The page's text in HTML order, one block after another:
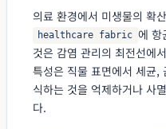
의료 환경에서 미생물의 확
healthcare fabric 에 항
것은 감염 관리의 최전선에
특성은 직물 표면에서 세균,
식하는 것을 억제하거나 사
다.